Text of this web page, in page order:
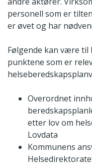
personell som er
er øvet og har
Følgende kan være til
punktene som er
Overordnet
etter lov om
Lovdata
Kommunens